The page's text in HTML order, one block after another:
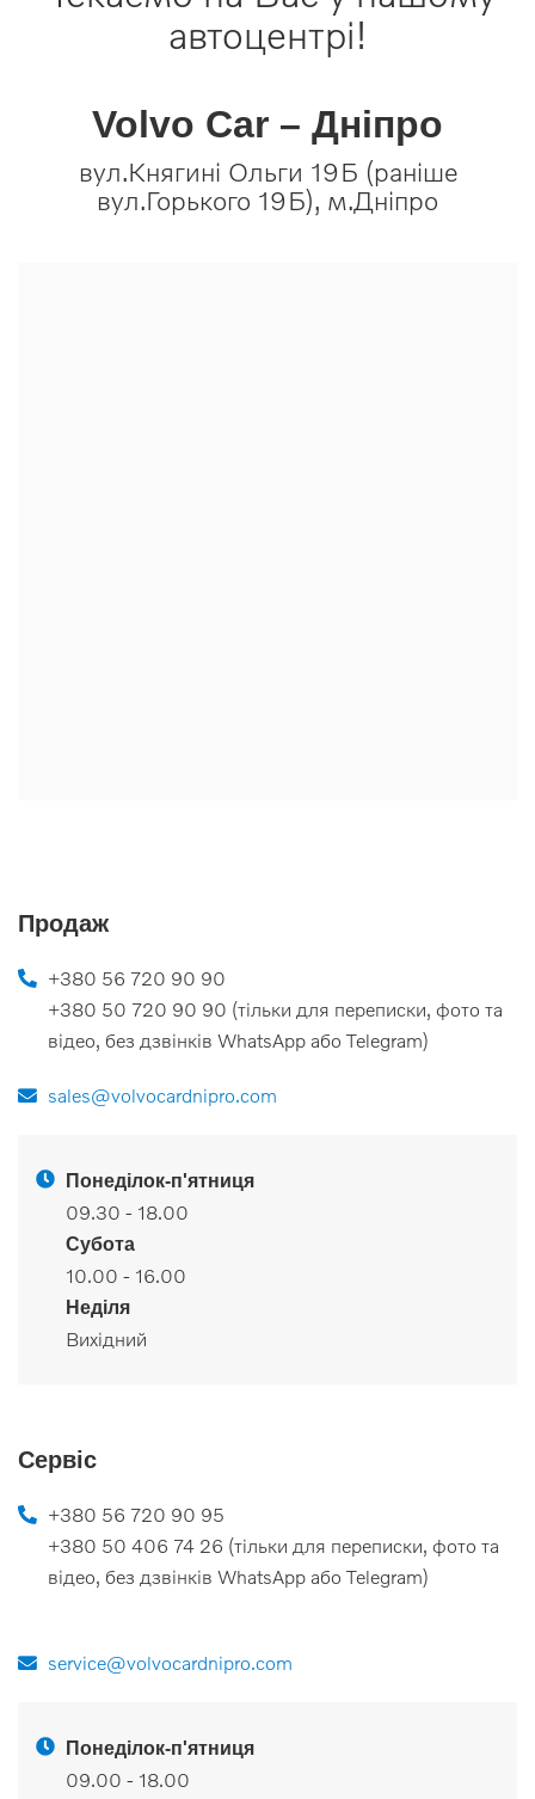
автоцентрі!
Volvo Car – Дніпро
вул.Княгині Ольги 19Б (раніше
вул.Горького 19Б), м.Дніпро
Продаж
+380 56 720 90 90
+380 50 720 90 90 (тільки для переписки, фото та
відео, без дзвінків WhatsApp або Telegram)
sales@volvocardnipro.com
Понеділок-п'ятниця
09.30 - 18.00
Субота
10.00 - 16.00
Неділя
Вихідний
Сервіс
+380 56 720 90 95
+380 50 406 74 26 (тільки для переписки, фото та
відео, без дзвінків WhatsApp або Telegram)
service@volvocardnipro.com
Понеділок-п'ятниця
09.00 - 18.00